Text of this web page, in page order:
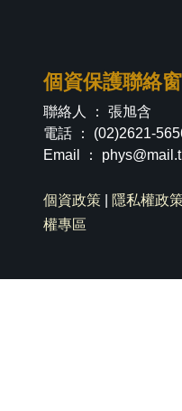
個資保護聯絡
聯絡人 ： 張旭含
電話 ： (02)2621-
Email ：
個資政策 隱私權政
權專區